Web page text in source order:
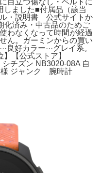
しました■付属品（該当
・説明書 公式サイトか
化済み・中古品のためご
わなくなって時間が経過
ん。ガーミンからの買い
良好カラー···グレイ系。
【公式ストア】
チズン NB3020-08A 自
様 ジャンク 腕時計